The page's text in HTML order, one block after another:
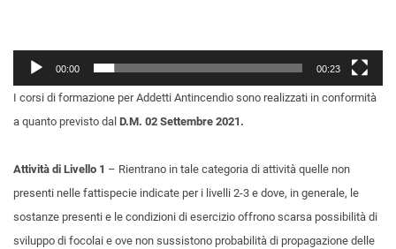
00:00 00:23
I corsi di formazione per Addetti Antincendio sono realizzati in conformità
a quanto previsto dal D.M. 02 Settembre 2021.
Attività di Livello 1 – Rientrano in tale categoria di attività quelle non
presenti nelle fattispecie indicate per i livelli 2-3 e dove, in generale, le
sostanze presenti e le condizioni di esercizio offrono scarsa possibilità di
sviluppo di focolai e ove non sussistono probabilità di propagazione delle